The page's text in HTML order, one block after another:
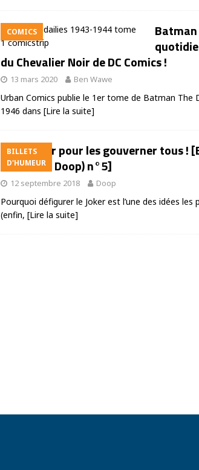
COMICS
du Chevalier Noir de DC Comics !
13 mars 2020 Ben Wawe
Urban Comics publie le 1er tome de Batman
1946 dans [Lire la suite]
BILLETS
D'HUMEUR
Un Joker pour les gouverner tous !
comics de Doop) n°5]
12 septembre 2018 Doop
Pourquoi défigurer le Joker est l’une des idées
(enfin, [Lire la suite]